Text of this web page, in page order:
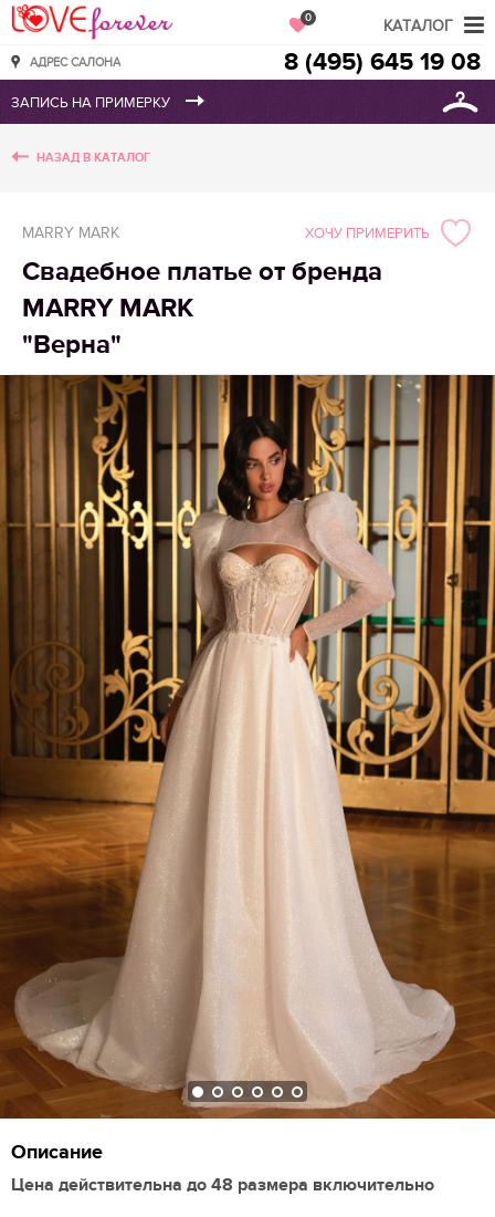
Love Forever
АДРЕС САЛОНА
0
8 (495) 645 19 08
НАЗАД В КАТАЛОГ
MARRY MARK
Свадебное платье от бренда
MARRY MARK
"Верна"
ХОЧУ ПРИМЕРИТЬ
Описание
Цена действительна до 48 размера включительно
КАТАЛОГ